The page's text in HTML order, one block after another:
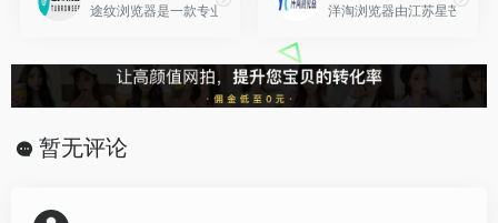
途纹浏览器是一款专业的跨境电商指纹浏览器，支持Amazon、
洋淘浏览器由江苏星芒网络
暂无评论